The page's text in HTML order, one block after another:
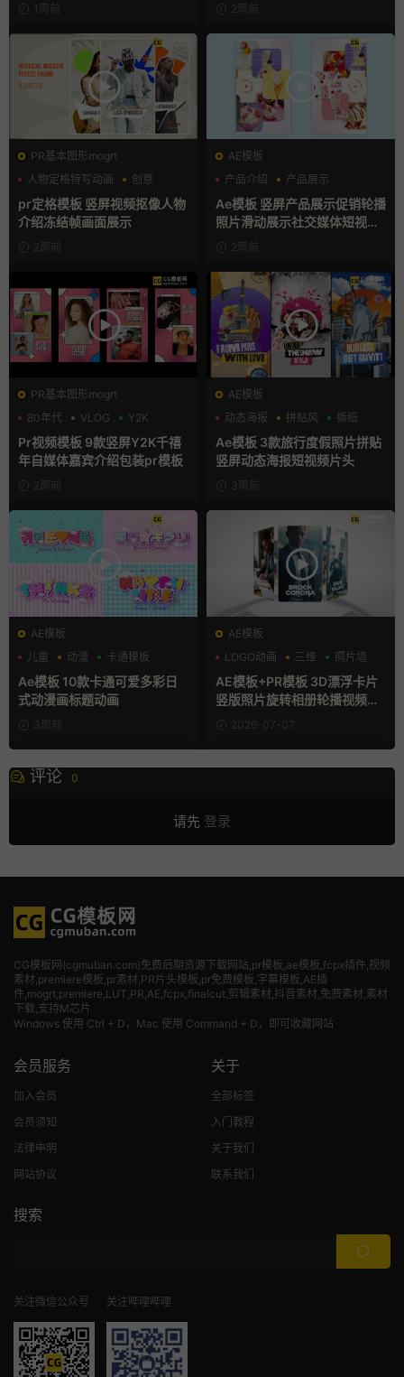
1周前 2周前
PR基本图形mogrt
人物定格特写动画
创意
动态海报
pr定格模板 竖屏视频抠像人物
介绍冻结帧画面展示
2周前
AE模板
产品介绍
产品展示
卡通模板
Ae模板 竖屏产品展示促销轮播
照片滑动展示社交媒体短视频
片头2周前
PR基本图形mogrt
80年代
VLOG Y2K
Pr视频模板 9款竖屏Y2K千禧
年自媒体嘉宾介绍包装pr模板
2周前
AE模板
动态海报
拼贴风 撕纸
Ae模板 3款旅行度假照片拼贴
竖屏动态海报短视频片头
3周前
AE模板
儿童
动漫 卡通模板
Ae模板 10款卡通可爱多彩日
式动漫画标题动画
3周前
AE模板
LOGO动画
三维 照片墙
AE模板+PR模板 3D漂浮卡片
竖版照片旋转相册轮播视频片
2026-07-07
评论 0
请先 登录
CG模板网(cgmuban.com)免费后期资源下载网站,pr模板,ae模板,fcpx插件,视频
素材 ,premiere模板,pr素材,PR片头模板,pr免费模板,字幕模板,AE插
件,mogrt,premiere,LUT,PR,AE,fcpx,finalcut,剪辑素材,抖音素材,免费素材,素材
下载,支持M芯片
Windows 使用 Ctrl + D，Mac 使用 Command + D，即可收藏网站
会员服务
加入会员
会员须知
法律申明
网站协议
关于
全部标签
入门教程
关于我们
联系我们
搜索
关注微信公众号 关注哔哩哔哩